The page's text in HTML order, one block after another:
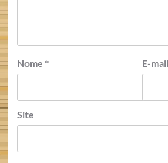
Nome * E-mail
Site